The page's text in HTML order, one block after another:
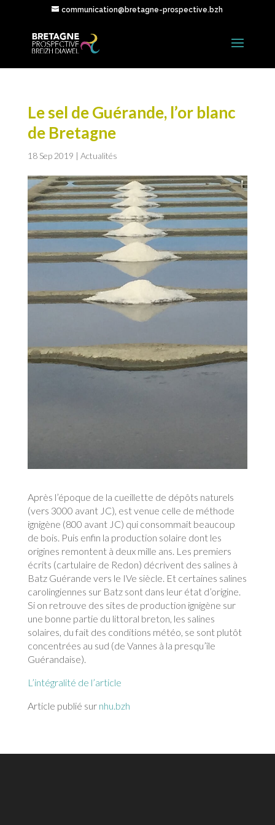
communication@bretagne-prospective.bzh
Le sel de Guérande, l’or blanc
de Bretagne
18 Sep 2019 | Actualités
Après l’époque de la cueillette de dépôts naturels
(vers 3000 avant JC), est venue celle de méthode
ignigène (800 avant JC) qui consommait beaucoup
de bois. Puis enfin la production solaire dont les
origines remontent à deux mille ans. Les premiers
écrits (cartulaire de Redon) décrivent des salines à
Batz Guérande vers le IVe siècle. Et certaines salines
carolingiennes sur Batz sont dans leur état d’origine.
Si on retrouve des sites de production ignigène sur
une bonne partie du littoral breton, les salines
solaires, du fait des conditions météo, se sont plutôt
concentrées au sud (de Vannes à la presqu’île
Guérandaise).
L’intégralité de l’article
Article publié sur nhu.bzh